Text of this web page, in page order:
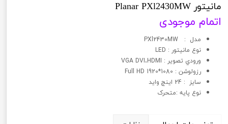
مانیتور Planar PXl2430MW
اتمام موجودی
مدل : PXl2430MW
نوع مانيتور : LED
ورودي تصوير : VGA DVI،HDMI
رزولوشن : 1080*1920 Full HD
سايز : 24 اینچ واید
نوع پايه :متحرک